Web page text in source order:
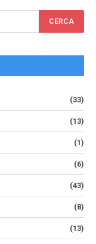
(33)
(13)
(1)
(6)
(43)
(8)
(13)